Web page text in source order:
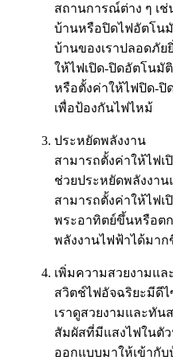
สถานการณ์ต่าง ๆ เช่
บ้านหรือปิดไฟอัตโน
บ้านของเราปลอดภัย
ให้ไฟเปิด-ปิดอัตโนมั
หรือตั้งค่าให้ไฟปิด-
เพื่อป้องกันไฟไหม้
ประหยัดพลังงาน
สามารถตั้งค่าให้ไฟเ
ช่วยประหยัดพลังงาน
สามารถตั้งค่าให้ไฟเ
พระอาทิตย์ขึ้นหรือต
พลังงานไฟฟ้าได้มา
เพิ่มความสวยงามแ
สวิตช์ไฟอัจฉริยะมีดี
เราดูสวยงามและทัน
สัมผัสที่มีแสงไฟในตั
ออกแบบมาให้เข้ากับ